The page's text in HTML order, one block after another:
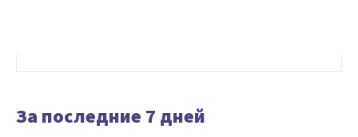
За последние 7 дней